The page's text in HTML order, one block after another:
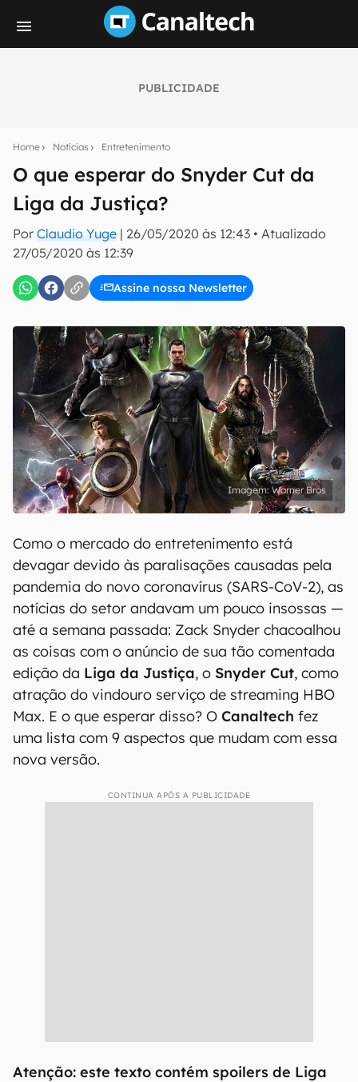
PUBLICIDADE
Home Notícias Entretenimento
O que esperar do Snyder Cut da
Liga da Justiça?
Por Claudio Yuge | 26/05/2020 às 12:43 • Atualizado
27/05/2020 às 12:39
Assine nossa Newsletter
notícias e reviews sobre tecnologia em primeira
E-mail
Uso e Política de Privacidade do Canaltech.
Warner Bros
Como o mercado do entretenimento está
devagar devido às paralisações causadas pela
pandemia do novo coronavírus (SARS-CoV-2), as
notícias do setor andavam um pouco insossas —
até a semana passada: Zack Snyder chacoalhou
as coisas com o anúncio de sua tão comentada
edição da Liga da Justiça, o Snyder Cut, como
atração do vindouro serviço de streaming HBO
Max. E o que esperar disso? O Canaltech fez
uma lista com 9 aspectos que mudam com essa
nova versão.
CONTINUA APÓS A PUBLICIDADE
Atenção: este texto contém spoilers de Liga